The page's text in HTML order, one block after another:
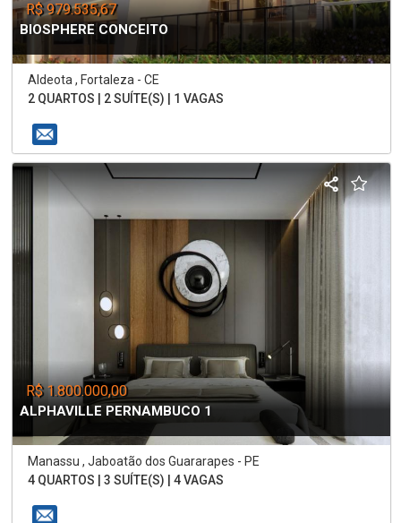
R$ 979.535,67
BIOSPHERE CONCEITO
Aldeota , Fortaleza - CE
2 QUARTOS | 2 SUÍTE(S) | 1 VAGAS
R$ 1.800.000,00
ALPHAVILLE PERNAMBUCO 1
Manassu , Jaboatão dos Guararapes - PE
4 QUARTOS | 3 SUÍTE(S) | 4 VAGAS